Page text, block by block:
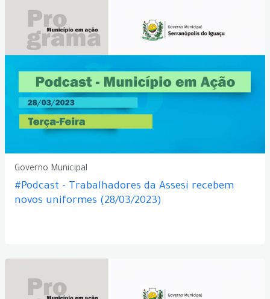
Governo Municipal
#Podcast - Trabalhadores da Assesi recebem
novos uniformes (28/03/2023)